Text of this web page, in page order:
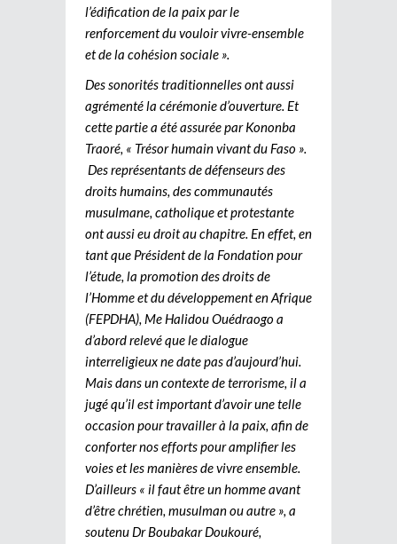
l’édification de la paix par le
renforcement du vouloir vivre-ensemble
et de la cohésion sociale ».
Des sonorités traditionnelles ont aussi
agrémenté la cérémonie d’ouverture. Et
cette partie a été assurée par Kononba
Traoré, « Trésor humain vivant du Faso ».
Des représentants de défenseurs des
droits humains, des communautés
musulmane, catholique et protestante
ont aussi eu droit au chapitre. En effet, en
tant que Président de la Fondation pour
l’étude, la promotion des droits de
l’Homme et du développement en Afrique
(FEPDHA), Me Halidou Ouédraogo a
d’abord relevé que le dialogue
interreligieux ne date pas d’aujourd’hui.
Mais dans un contexte de terrorisme, il a
jugé qu’il est important d’avoir une telle
occasion pour travailler à la paix, afin de
conforter nos efforts pour amplifier les
voies et les manières de vivre ensemble.
D’ailleurs « il faut être un homme avant
d’être chrétien, musulman ou autre », a
soutenu Dr Boubakar Doukouré,